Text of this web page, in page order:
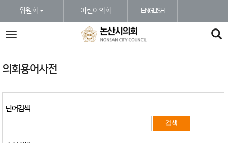
위원회
어린이의회 ENGLISH
전
의회용어사전
단어검색